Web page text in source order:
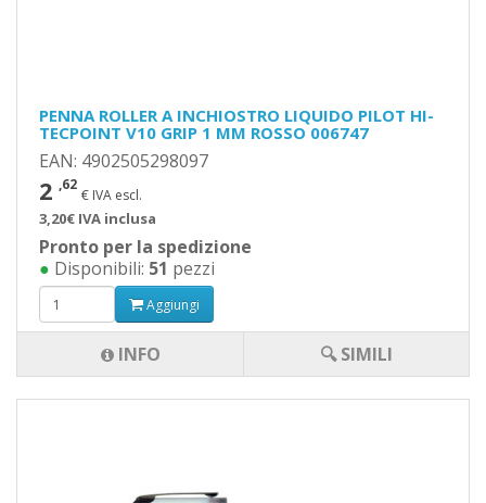
PENNA ROLLER A INCHIOSTRO LIQUIDO PILOT HI-
TECPOINT V10 GRIP 1 MM ROSSO 006747
EAN: 4902505298097
2 ,62
€ IVA escl.
3,20€ IVA inclusa
Pronto per la spedizione
● Disponibili: 51 pezzi
Aggiungi
INFO 🔍 SIMILI